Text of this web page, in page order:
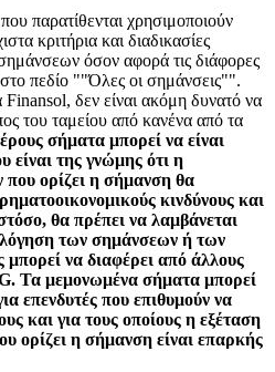
παρατίθενται χρησιμοποιούν
κριτήρια και διαδικασίες
όσον αφορά τις διάφορες
πεδίο ""Όλες οι σημάνσεις"".
δεν είναι ακόμη δυνατό να
του ταμείου από κανένα από τα
σήματα μπορεί να είναι
είναι της γνώμης ότι η
ορίζει η σήμανση θα
κινδύνους και
θα πρέπει να λαμβάνεται
των σημάνσεων ή των
να διαφέρει από άλλους
Τα μεμονωμένα σήματα μπορεί
επενδυτές που επιθυμούν να
και για τους οποίους η εξέταση
ορίζει η σήμανση είναι επαρκής